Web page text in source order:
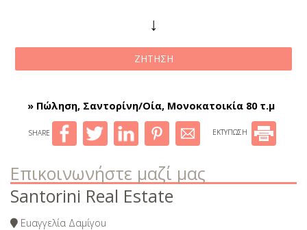
↓
ΖΉΤΗΣΗ
» Πώληση, Σαντορίνη/Οία, Μονοκατοικία 80 τ.μ
SHARE ΕΚΤΥΠΩΣΗ
Επικοινωνήστε μαζί μας
Santorini Real Estate
Εuαγγελία Δαμίγοu